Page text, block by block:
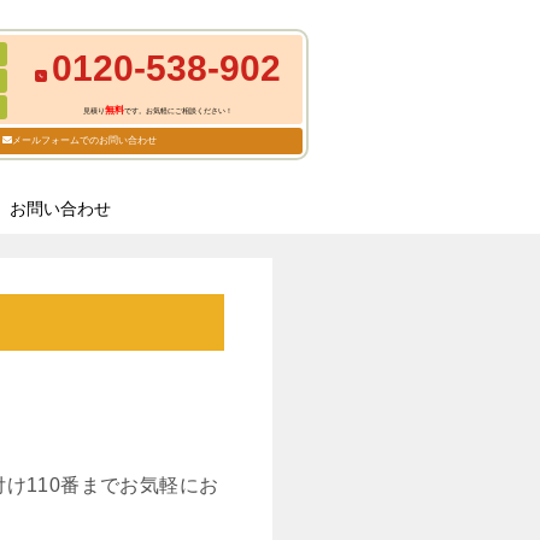
0120-538-902
見積り無料です。お気軽にご相談ください！
メールフォームでのお問い合わせ
お問い合わせ
110番までお気軽にお